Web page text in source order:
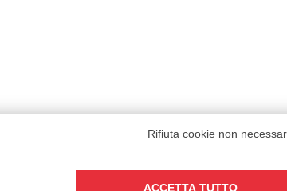
Rifiuta cookie non
ACCETTA TUTTO